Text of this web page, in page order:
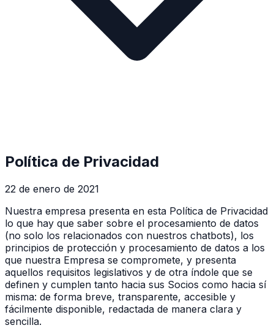
Política de Privacidad
22 de enero de 2021
Nuestra empresa presenta en esta Política de Privacidad
lo que hay que saber sobre el procesamiento de datos
(no solo los relacionados con nuestros chatbots), los
principios de protección y procesamiento de datos a los
que nuestra Empresa se compromete, y presenta
aquellos requisitos legislativos y de otra índole que se
definen y cumplen tanto hacia sus Socios como hacia sí
misma: de forma breve, transparente, accesible y
fácilmente disponible, redactada de manera clara y
sencilla.